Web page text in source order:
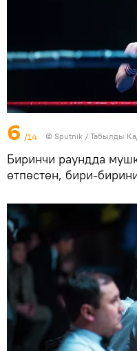
6 /14 © Sputnik / Табылды
Биринчи раундда
өтпөстөн, бири-